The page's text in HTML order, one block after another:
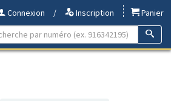
Connexion / Inscription
Panier